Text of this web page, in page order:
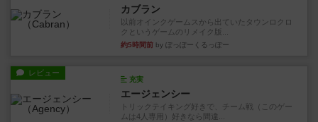
カブラン
以前オインクゲームスから出ていたタウンロクロ
クというゲームのリメイク版...
約5時間前 by ぽっぽーくるっぽー
レビュー
充実
エージェンシー
トリックテイキング好きで、チーム戦（このゲー
ムは4人専用）好きなら間違...